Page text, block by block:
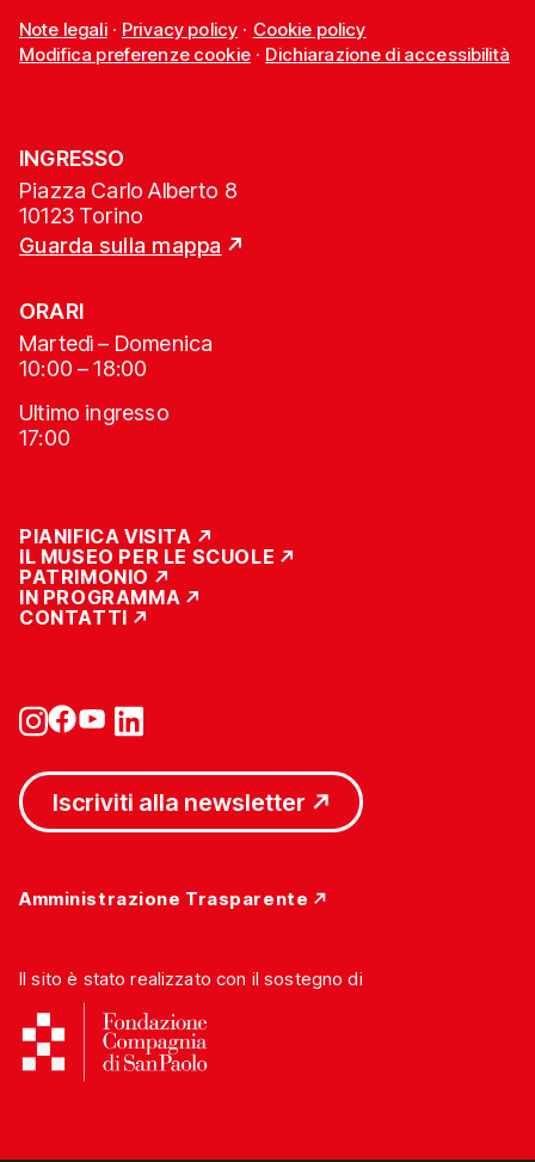
Note legali· Privacy policy · Cookie policy
Modifica preferenze cookie· Dichiarazione di accessibilità
INGRESSO
Piazza Carlo Alberto 8
10123 Torino
Guarda sulla mappa
ORARI
Martedì – Domenica
10:00 – 18:00
Ultimo ingresso
17:00
PIANIFICA VISITA
IL MUSEO PER LE SCUOLE
PATRIMONIO
IN PROGRAMMA
CONTATTI
Iscriviti alla newsletter
Amministrazione Trasparente
Il sito è stato realizzato con il sostegno di